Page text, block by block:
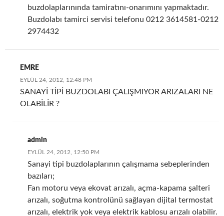
buzdolaplarınında tamiratını-onarımını yapmaktadır.
Buzdolabı tamirci servisi telefonu 0212 3614581-0212
2974432
EMRE
EYLÜL 24, 2012, 12:48 PM
SANAYİ TİPİ BUZDOLABI ÇALIŞMIYOR ARIZALARI NE
OLABİLİR ?
admin
EYLÜL 24, 2012, 12:50 PM
Sanayi tipi buzdolaplarının çalışmama sebeplerinden
bazıları;
Fan motoru veya ekovat arızalı, açma-kapama şalteri
arızalı, soğutma kontrolünü sağlayan dijital termostat
arızalı, elektrik yok veya elektrik kablosu arızalı olabilir.